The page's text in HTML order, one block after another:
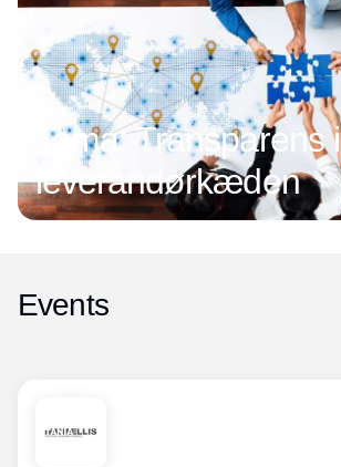
Tema: Transparens i
leverandørkæden
Events